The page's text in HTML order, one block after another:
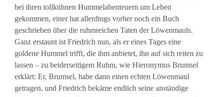
bei ihren tollkühnen Hummelabenteuern um Leben
gekommen, einer hat allerdings vorher noch ein Buch
geschrieben über die ruhmreichen Taten der Löwenmauls.
Ganz erstaunt ist Friedrich nun, als er eines Tages eine
goldene Hummel trifft, die ihm anbietet, ihn auf sich reiten zu
lassen – zu beiderseitigem Ruhm, wie Hieronymus Brumsel
erklärt: Er, Brumsel, habe dann einen echten Löwenmaul
getragen, und Friedrich bekäme endlich seine anständige